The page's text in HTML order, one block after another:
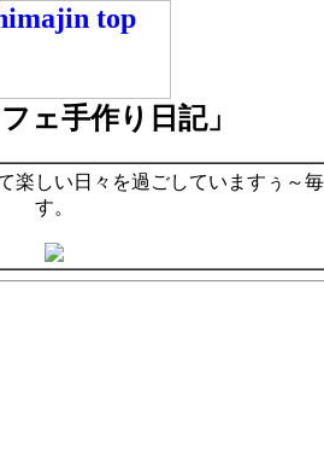
ェ手作り日記」
しい日々を過ごしていますぅ～
す。